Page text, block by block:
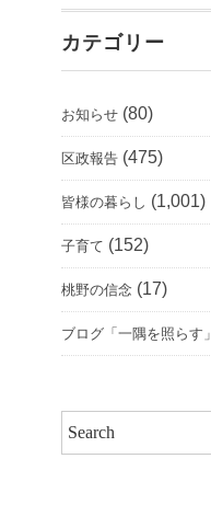
カテゴリー
お知らせ (80)
区政報告 (475)
皆様の暮らし (1,001)
子育て (152)
桃野の信念 (17)
ブログ「一隅を照らす」